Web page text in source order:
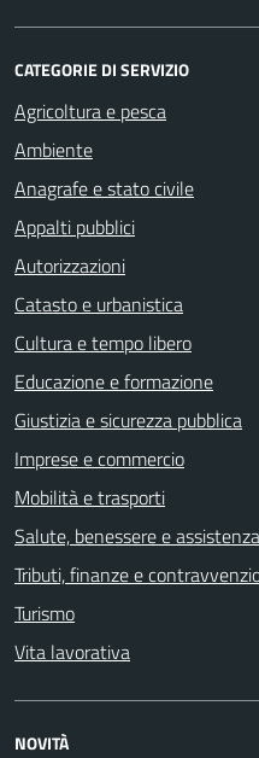
CATEGORIE DI SERVIZIO
Agricoltura e pesca
Ambiente
Anagrafe e stato civile
Appalti pubblici
Autorizzazioni
Catasto e urbanistica
Cultura e tempo libero
Educazione e formazione
Giustizia e sicurezza pubblica
Imprese e commercio
Mobilità e trasporti
Salute, benessere e assistenza
Tributi, finanze e
Turismo
Vita lavorativa
NOVITÀ